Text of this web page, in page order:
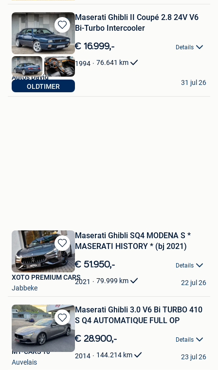
Bewaren
in
Mijn
Favorieten
OLDTIMER
Maserati Ghibli II Coupé 2.8 24V V6
Bi-Turbo Intercooler
€ 16.999,- Details
1994 76.641 km
Auto's David
Lebbeke
31 jul 26
Bewaren
in
Mijn
Favorieten
Maserati Ghibli SQ4 MODENA S *
MASERATI HISTORY * (bj 2021)
€ 51.950,- Details
2021 79.999 km
XOTO PREMIUM CARS
Jabbeke
22 jul 26
Bewaren
in
Mijn
Favorieten
Maserati Ghibli 3.0 V6 Bi TURBO 410
S Q4 AUTOMATIQUE FULL OP
€ 28.900,- Details
2014 144.214 km
MY-CARS 10
Auvelais
23 jul 26